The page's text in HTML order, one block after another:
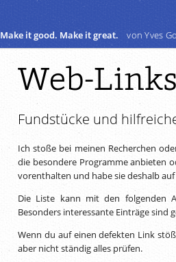
Make it good. Make it great. von Yves
Web-Links
Fundstücke und
Ich stoße bei meinen Recherchen
die besondere Programme anbieten
vorenthalten und habe sie deshalb
Die Liste kann mit den folgenden
Besonders interessante Einträge sind
Wenn du auf einen defekten Link
aber nicht ständig alles prüfen.